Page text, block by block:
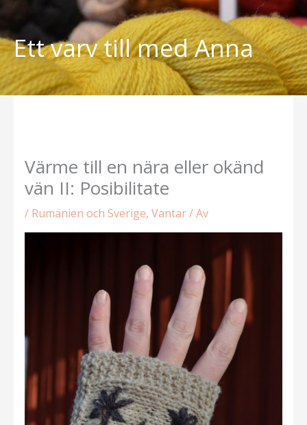
innehåll
Ett varv till med Anna
Värme till en nära eller okänd
vän II: Posibilitate
/ Rumänien och Sverige, Vantar/ Av